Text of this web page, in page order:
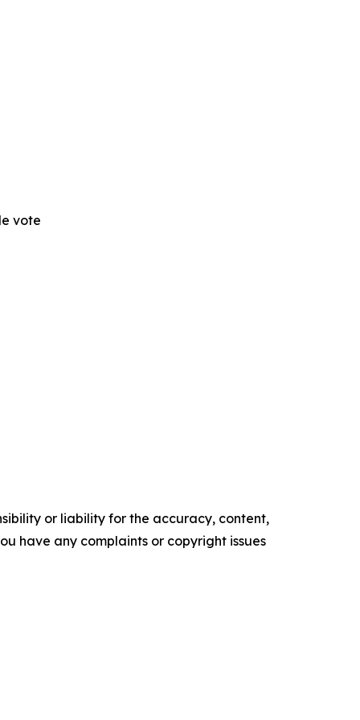
vote
or liability for the accuracy, content,
have any complaints or copyright issues